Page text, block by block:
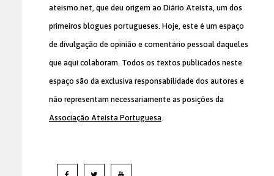
ateismo.net, que deu origem ao Diário Ateísta, um dos
primeiros blogues portugueses. Hoje, este é um espaço
de divulgação de opinião e comentário pessoal daqueles
que aqui colaboram. Todos os textos publicados neste
espaço são da exclusiva responsabilidade dos autores e
não representam necessariamente as posições da
Associação Ateísta Portuguesa.